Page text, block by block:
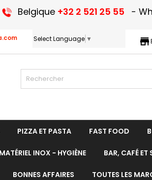
Belgique +32 2 521 25 55 -
Select Language ▼
PIZZA ET PASTA FAST FOOD
MATÉRIEL INOX - HYGIÈNE BAR, CAFÉ ET
BONNES AFFAIRES TOUTES LES